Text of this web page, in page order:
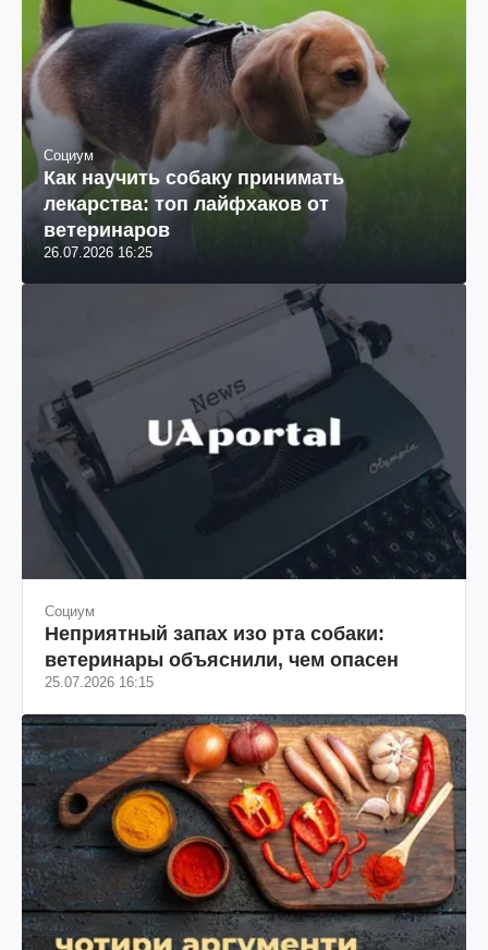
Социум
Как научить собаку принимать
лекарства: топ лайфхаков от
ветеринаров
26.07.2026 16:25
Социум
Неприятный запах изо рта собаки:
ветеринары объяснили, чем опасен
25.07.2026 16:15